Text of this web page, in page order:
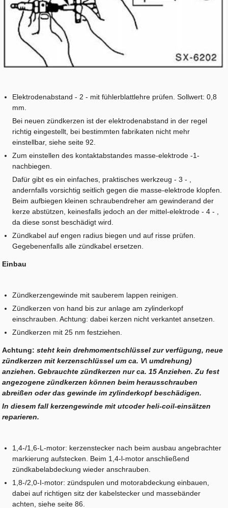
Elektrodenabstand - 2 - mit fühlerblattlehre prüfen. Sollwert: 0,8
mm.
Bei neuen zündkerzen ist der elektrodenabstand in der regel
richtig eingestellt, bei bestimmten fabrikaten nicht mehr
einstellbar, siehe seite 92.
Zum einstellen des kontaktabstandes masse-elektrode -1-
nachbiegen.
Dafür gibt es ein einfaches, praktisches werkzeug - 3 - ,
andernfalls vorsichtig seitlich gegen die masse-elektrode klopfen.
Beim aufbiegen kleinen schraubendreher am gewinderand der
kerze abstützen, keinesfalls jedoch an der mittel-elektrode - 4 - ,
da diese sonst beschädigt wird.
Zündkabel auf engen radius biegen und auf risse prüfen.
Gegebenenfalls alle zündkabel ersetzen.
Einbau
Zündkerzengewinde mit sauberem lappen reinigen.
Zündkerzen von hand bis zur anlage am zylinderkopf
einschrauben. Achtung: dabei kerzen nicht verkantet ansetzen.
Zündkerzen mit 25 nm festziehen.
Achtung: steht kein drehmomentschlüssel zur verfügung, neue
zündkerzen mit kerzenschlüssel um ca. V\ umdrehung)
anziehen. Gebrauchte zündkerzen nur ca. 15 Anziehen. Zu fest
angezogene zündkerzen können beim herausschrauben
abreißen oder das gewinde im zylinderkopf beschädigen.
In diesem fall kerzengewinde mit utcoder heli-coil-einsätzen
reparieren.
1,4-/1,6-L-motor: kerzenstecker nach beim ausbau angebrachter
markierung aufstecken. Beim 1,4-l-motor anschließend
zündkabelabdeckung wieder anschrauben.
1,8-/2,0-I-motor: zündspulen und motorabdeckung einbauen,
dabei auf richtigen sitz der kabelstecker und massebänder
achten, siehe seite 86.